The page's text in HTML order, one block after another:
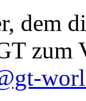
dem
zum